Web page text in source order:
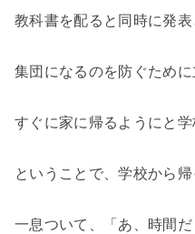
教科書を配ると同時に発表
集団になるのを防ぐために
すぐに家に帰るようにと学
ということで、学校から
一息ついて、「あ、時間